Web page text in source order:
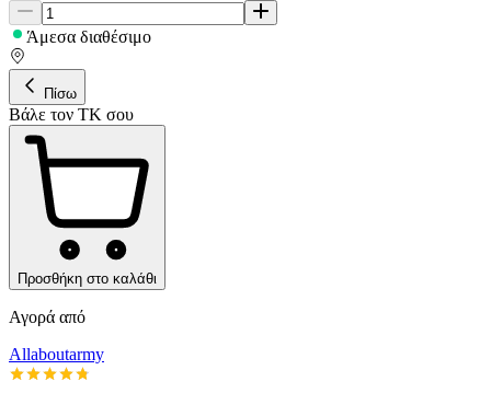
Άμεσα διαθέσιμο
Πίσω
Βάλε τον ΤΚ σου
Προσθήκη στο καλάθι
Αγορά από
Allaboutarmy